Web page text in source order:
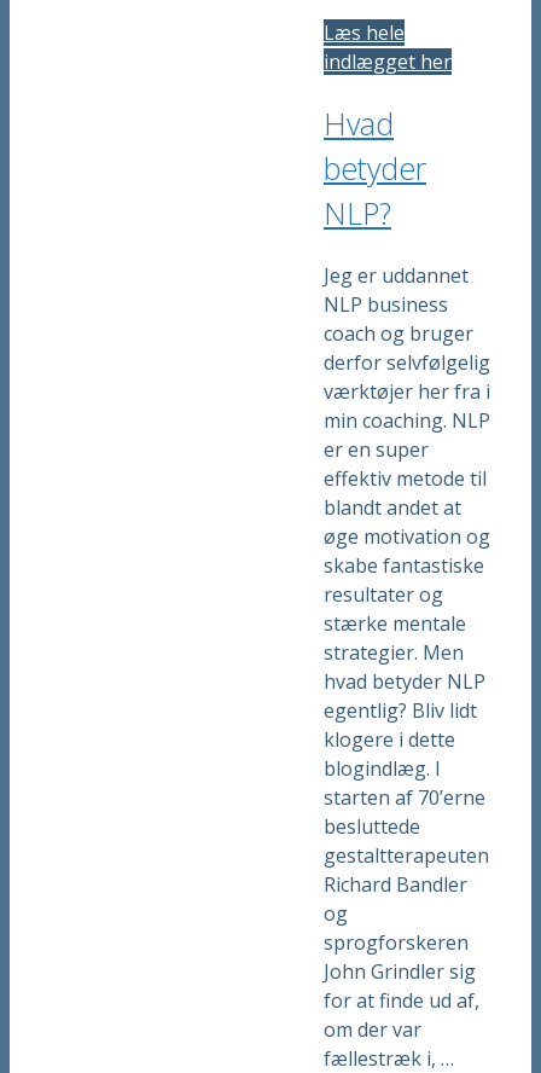
Læs hele
indlægget her
Hvad
betyder
NLP?
Jeg er uddannet
NLP business
coach og bruger
derfor selvfølgelig
værktøjer her fra i
min coaching. NLP
er en super
effektiv metode til
blandt andet at
øge motivation og
skabe fantastiske
resultater og
stærke mentale
strategier. Men
hvad betyder NLP
egentlig? Bliv lidt
klogere i dette
blogindlæg. I
starten af 70’erne
besluttede
gestaltterapeuten
Richard Bandler
og
sprogforskeren
John Grindler sig
for at finde ud af,
om der var
fællestræk i, …